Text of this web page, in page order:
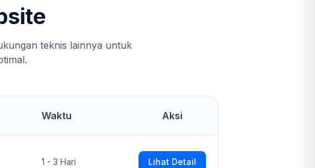
teknis lainnya untuk
Waktu Aksi
1 - 3 Hari Lihat Detail